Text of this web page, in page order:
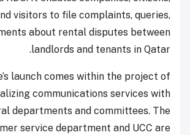
visitors to file complaints, queries,
about rental disputes between
landlords and tenants in Qatar.
launch comes within the project of
communications services with
departments and committees. The
service department and UCC are